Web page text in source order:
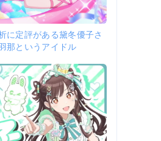
に定評がある黛冬優子さ
那というアイドル